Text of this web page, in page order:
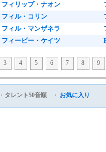
フィリップ・ナオン
フィル・コリン
フィル・マンザネラ
フィービー・ケイツ
3 4 5 6 7 8 9
・ タレント50音順 ・ お気に入り